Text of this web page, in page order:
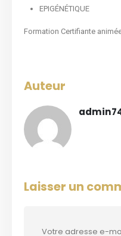
EPIGÉNÉTIQUE
Formation Certifiante
Auteur
Laisser un
Votre adresse e-